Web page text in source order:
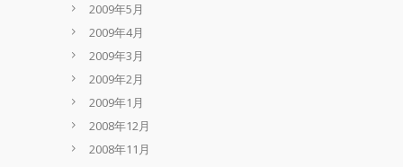
2009年5月
2009年4月
2009年3月
2009年2月
2009年1月
2008年12月
2008年11月